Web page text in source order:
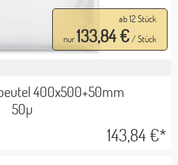
ab 12 Stück
nur133,84 €/ Stück
400x500+50mm
50µ
143,84€*